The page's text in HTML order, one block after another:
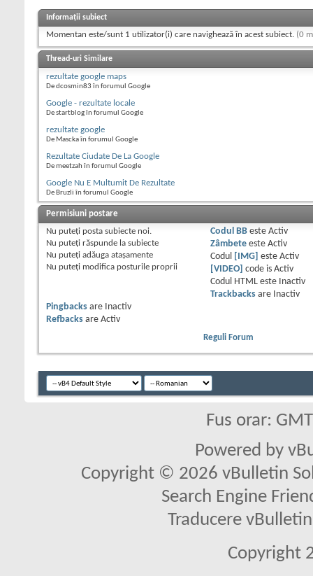
Informații subiect
Momentan este/sunt 1 utilizator(i) care navighează în acest subiect. (0
Thread-uri Similare
rezultate google maps
De dcosmin83 în forumul Google
Google - rezultate locale
De startblog în forumul Google
rezultate google
De Mascka în forumul Google
Rezultate Ciudate De La Google
De meetzah în forumul Google
Google Nu E Multumit De Rezultate
De Bruzli în forumul Google
Permisiuni postare
Nu puteţi posta subiecte noi.
Nu puteţi răspunde la subiecte
Nu puteţi adăuga ataşamente
Nu puteţi modifica posturile proprii
Codul BBeste Activ
Zâmbeteeste Activ
Codul
[IMG] este Activ
[VIDEO]
code is Activ
Codul HTML este
Inactiv
Trackbacksare
Inactiv
Pingbacks are
Inactiv
Refbacks are Activ
Reguli Forum
Fus orar:
Powered by
Copyright © 2026 vBulletin
Search Engine
Traducere
Copyright